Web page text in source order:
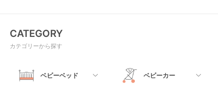
CATEGORY
カテゴリーから探す
ベビーベッド ベビーカー